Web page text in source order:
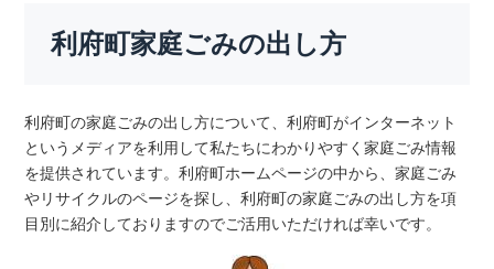
利府町家庭ごみの出し方
利府町の家庭ごみの出し方について、利府町がインターネット
というメディアを利用して私たちにわかりやすく家庭ごみ情報
を提供されています。利府町ホームページの中から、家庭ごみ
やリサイクルのページを探し、利府町の家庭ごみの出し方を項
目別に紹介しておりますのでご活用いただければ幸いです。